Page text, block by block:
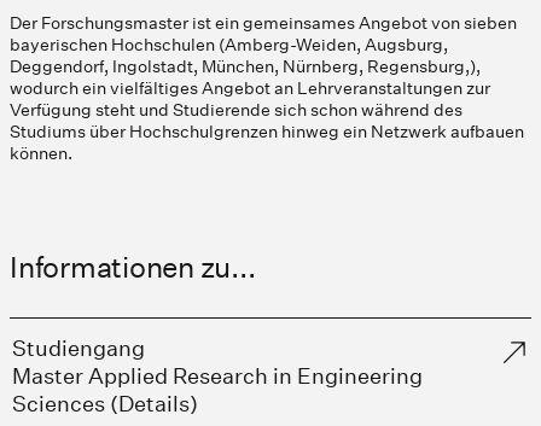
Der Forschungsmaster ist ein gemeinsames Angebot von sieben
bayerischen Hochschulen (Amberg-Weiden, Augsburg,
Deggendorf, Ingolstadt, München, Nürnberg, Regensburg,),
wodurch ein vielfältiges Angebot an Lehrveranstaltungen zur
Verfügung steht und Studierende sich schon während des
Studiums über Hochschulgrenzen hinweg ein Netzwerk aufbauen
können.
Informationen zu...
Studiengang
Master Applied Research in Engineering
Sciences (Details)